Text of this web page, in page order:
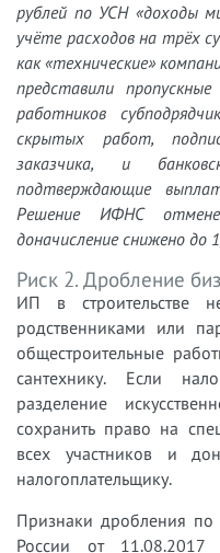
рублей по УСН «доходы
учёте расходов на трёх
как «технические»
представили
работников
скрытых работ,
заказчика, и
подтверждающие
Решение ИФНС
доначисление снижено до
Риск 2. Дробление
ИП в строительстве
родственниками или
общестроительные
сантехнику. Если
разделение
сохранить право на
всех участников и
налогоплательщику.
Признаки дробления
России от